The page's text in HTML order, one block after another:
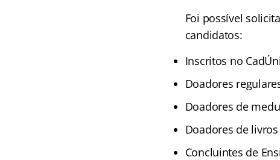
Foi possível
candidatos:
Inscritos no
Doadores
Doadores de
Doadores de
Concluintes de